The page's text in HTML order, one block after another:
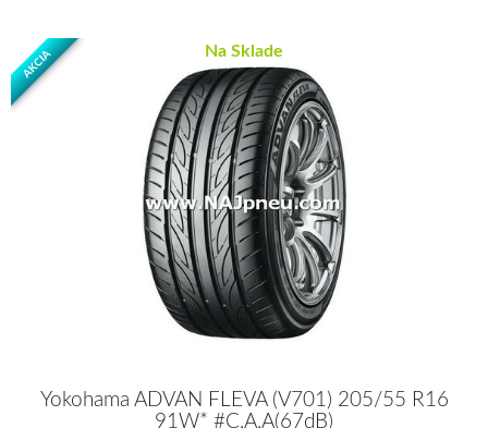
AKCIA Na Sklade
Yokohama ADVAN FLEVA (V701) 205/55 R16
91W* #C,A,A(67dB)